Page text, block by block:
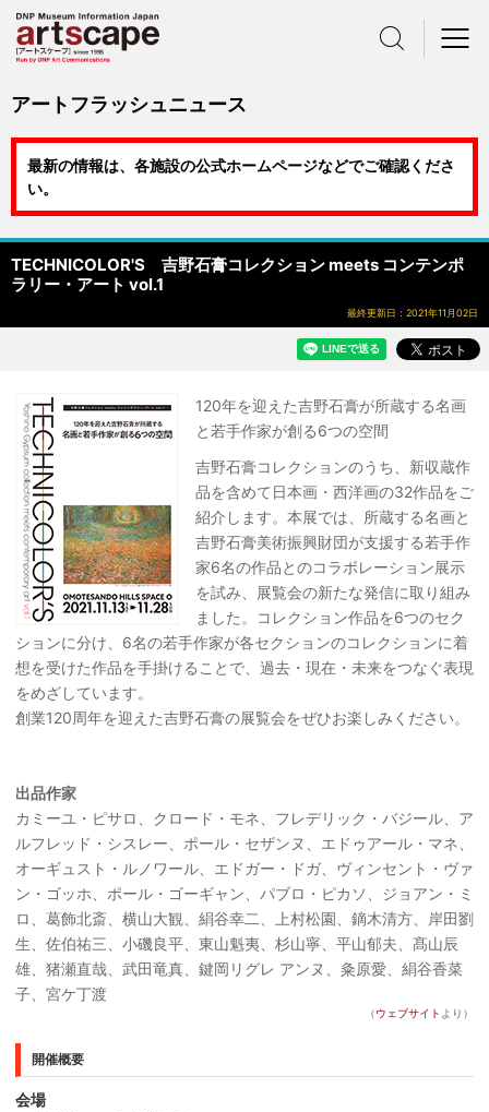
アートフラッシュニュース
最新の情報は、各施設の公式ホームページなどでご確認くださ
い。
TECHNICOLOR'S 吉野石膏コレクション meets コンテンポ
ラリー・アート vol.1
最終更新日：2021年11月02日
120年を迎えた吉野石膏が所蔵する名画
と若手作家が創る6つの空間
吉野石膏コレクションのうち、新収蔵作
品を含めて日本画・西洋画の32作品をご
紹介します。本展では、所蔵する名画と
吉野石膏美術振興財団が支援する若手作
家6名の作品とのコラボレーション展示
を試み、展覧会の新たな発信に取り組み
ました。コレクション作品を6つのセク
ションに分け、6名の若手作家が各セクションのコレクションに着
想を受けた作品を手掛けることで、過去・現在・未来をつなぐ表現
をめざしています。
創業120周年を迎えた吉野石膏の展覧会をぜひお楽しみください。
出品作家
カミーユ・ピサロ、クロード・モネ、フレデリック・バジール、ア
ルフレッド・シスレー、ポール・セザンヌ、エドゥアール・マネ、
オーギュスト・ルノワール、エドガー・ドガ、ヴィンセント・ヴァ
ン・ゴッホ、ポール・ゴーギャン、パブロ・ピカソ、ジョアン・ミ
ロ、葛飾北斎、横山大観、絹谷幸二、上村松園、鏑木清方、岸田劉
生、佐伯祐三、小磯良平、東山魁夷、杉山寧、平山郁夫、髙山辰
雄、猪瀬直哉、武田竜真、鍵岡リグレ アンヌ、粂原愛、絹谷香菜
子、宮ケ丁渡
（ウェブサイト より）
開催概要
会場
サイト内検索